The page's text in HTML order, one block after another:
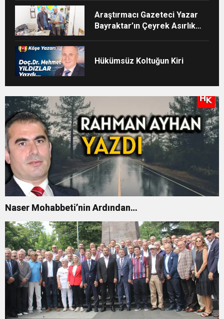
Araştırmacı Gazeteci Yazar
Bayraktar’ın Çeyrek Asırlık
Hükümsüz Koltuğun Kiri
Naser Mohabbeti’nin Ardından…